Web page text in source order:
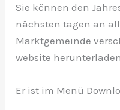
Sie können den
nächsten tagen an
Marktgemeinde
website
Er ist im Menü